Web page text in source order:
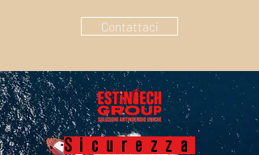
Contattaci
Sicurezza